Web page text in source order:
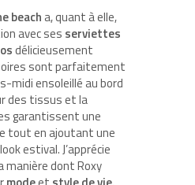
beach a, quant à elle,
avec ses serviettes
délicieusement
sont parfaitement
midi ensoleillé au bord
des tissus et la
garantissent une
tout en ajoutant une
estival. J’apprécie
dont Roxy